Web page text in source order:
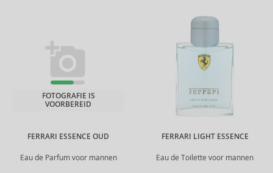
FERRARI ESSENCE OUD
Eau de Parfum voor mannen
FOTOGRAFIE IS
VOORBEREID
FERRARI LIGHT ESSENCE
Eau de Toilette voor mannen